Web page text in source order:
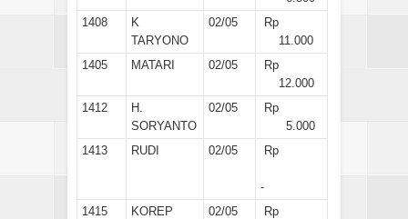
1408
K
TARYONO
02/05
Rp
11.000
1405
MATARI 02/05
Rp
12.000
1412
H.
SORYANTO
02/05
Rp
5.000
1413
RUDI 02/05 Rp
-
1415
KOREP 02/05 Rp